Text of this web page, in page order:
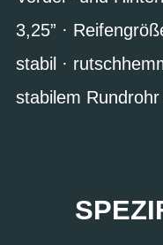
3,25” ·
stabil ·
stabilem